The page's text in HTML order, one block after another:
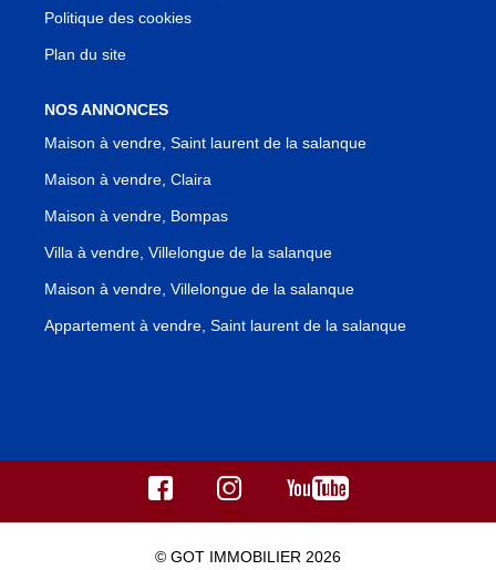
Politique des cookies
Plan du site
NOS ANNONCES
Maison à vendre, Saint laurent de la salanque
Maison à vendre, Claira
Maison à vendre, Bompas
Villa à vendre, Villelongue de la salanque
Maison à vendre, Villelongue de la salanque
Appartement à vendre, Saint laurent de la salanque
© GOT IMMOBILIER 2026